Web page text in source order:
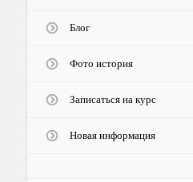
Блог
Фото история
Записаться на курс
Новая информация